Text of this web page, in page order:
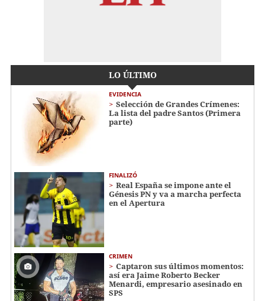
LO ÚLTIMO
EVIDENCIA
Selección de Grandes Crímenes:
La lista del padre Santos (Primera
parte)
FINALIZÓ
Real España se impone ante el
Génesis PN y va a marcha perfecta
en el Apertura
CRIMEN
Captaron sus últimos momentos:
así era Jaime Roberto Becker
Menardi​​​, empresario asesinado en
SPS